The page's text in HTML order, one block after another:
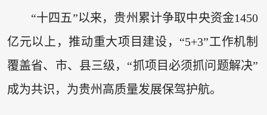
“十四五”以来，贵州累计争取中央资金1450
亿元以上，推动重大项目建设，“5+3”工作机制
覆盖省、市、县三级，“抓项目必须抓问题解决”
成为共识，为贵州高质量发展保驾护航。